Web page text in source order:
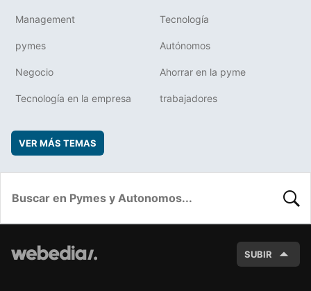
Management Tecnología
pymes Autónomos
Negocio Ahorrar en la pyme
Tecnología en la empresa trabajadores
VER MÁS TEMAS
SUBIR